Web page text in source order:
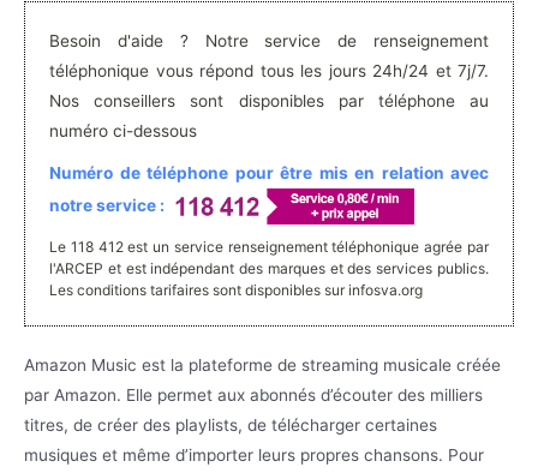
Besoin d'aide ? Notre service de renseignement
téléphonique vous répond tous les jours 24h/24 et 7j/7.
Nos conseillers sont disponibles par téléphone au
numéro ci-dessous
Numéro de téléphone pour être mis en relation avec
notre service :
Le 118 412 est un service renseignement téléphonique agrée par
l'ARCEP et est indépendant des marques et des services publics.
Les conditions tarifaires sont disponibles sur infosva.org
Amazon Music est la plateforme de streaming musicale créée
par Amazon. Elle permet aux abonnés d’écouter des milliers
titres, de créer des playlists, de télécharger certaines
musiques et même d’importer leurs propres chansons. Pour